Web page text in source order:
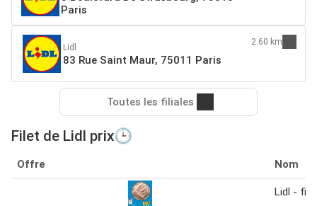
Paris
Lidl
83 Rue Saint Maur, 75011 Paris
2.60 km
Toutes les filiales
Filet de Lidl prix🕒
Offre Nom
Lidl -